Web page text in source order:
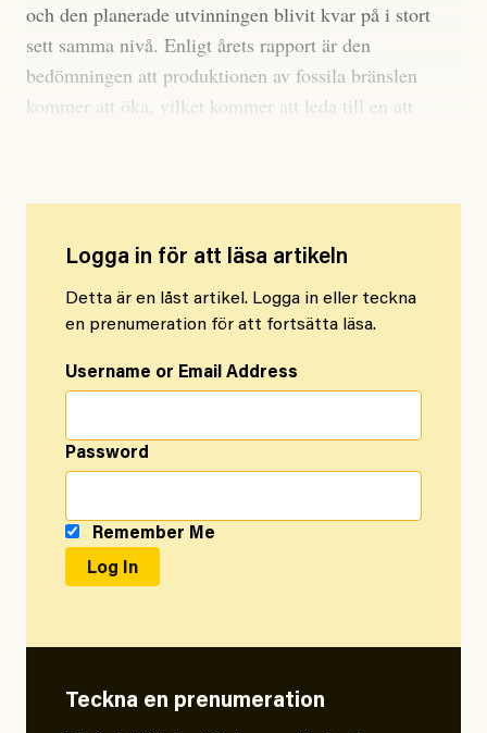
och den planerade utvinningen blivit kvar på i stort
sett samma nivå. Enligt årets rapport är den
bedömningen att produktionen av fossila bränslen
kommer att öka, vilket kommer att leda till en att
Logga in för att läsa artikeln
Detta är en låst artikel. Logga in eller teckna
en prenumeration för att fortsätta läsa.
Username or Email Address
Password
Remember Me
Teckna en prenumeration